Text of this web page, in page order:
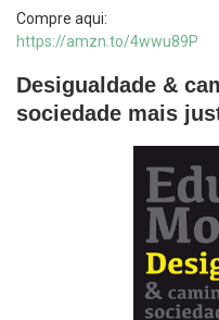
Compre aqui:
https://amzn.to/4wwu89P
Desigualdade &
sociedade mais